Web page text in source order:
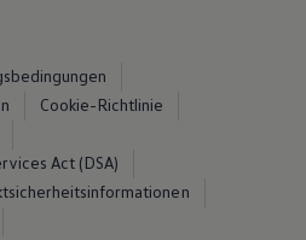
Cookie-Richtlinie
Act (DSA)